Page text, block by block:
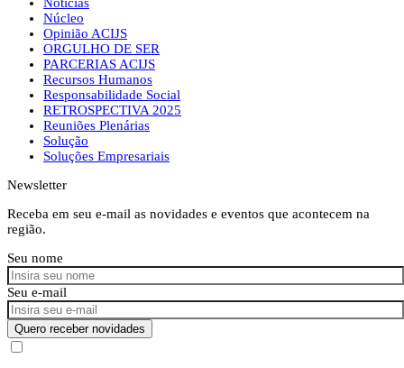
Núcleo
Opinião ACIJS
ORGULHO DE SER
PARCERIAS ACIJS
Recursos Humanos
Responsabilidade Social
RETROSPECTIVA 2025
Reuniões Plenárias
Solução
Soluções Empresariais
Newsletter
Receba em seu e-mail as novidades e eventos que acontecem na
região.
Seu nome
Seu e-mail
Quero receber novidades